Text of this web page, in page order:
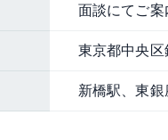
面談にてご案
東京都中央
新橋駅、東銀